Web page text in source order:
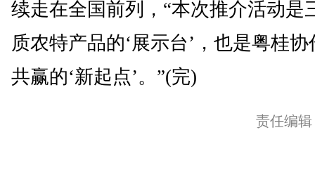
续走在全国前列，“本次推介活动是
质农特产品的‘展示台’，也是粤桂
共赢的‘新起点’。”(完)
责任编